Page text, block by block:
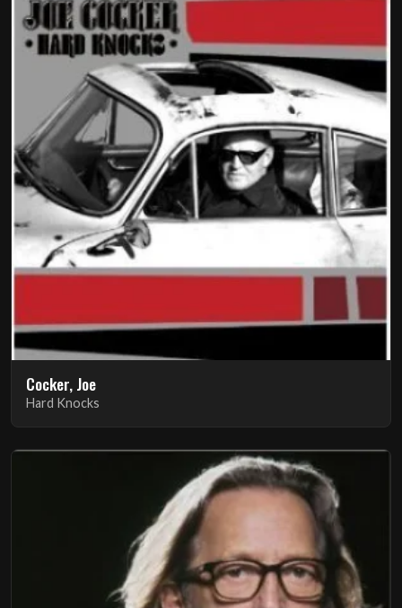
Cocker, Joe
Hard Knocks